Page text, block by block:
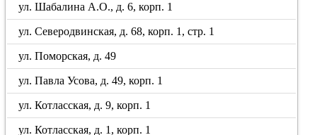
ул. Шабалина А.О., д. 6, корп. 1
ул. Северодвинская, д. 68, корп. 1, стр. 1
ул. Поморская, д. 49
ул. Павла Усова, д. 49, корп. 1
ул. Котласская, д. 9, корп. 1
ул. Котласская, д. 1, корп. 1